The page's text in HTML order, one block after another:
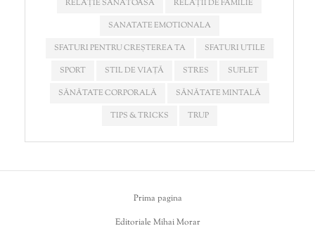
RELAȚIE SĂNĂTOASĂ
RELAȚII DE FAMILIE
SANATATE EMOTIONALA
SFATURI PENTRU CREȘTEREA TA
SFATURI UTILE
SPORT
STIL DE VIAȚĂ STRES
SUFLET
SĂNĂTATE CORPORALĂ
SĂNĂTATE MINTALĂ
TIPS & TRICKS
TRUP
Prima pagina
Editoriale Mihai Morar